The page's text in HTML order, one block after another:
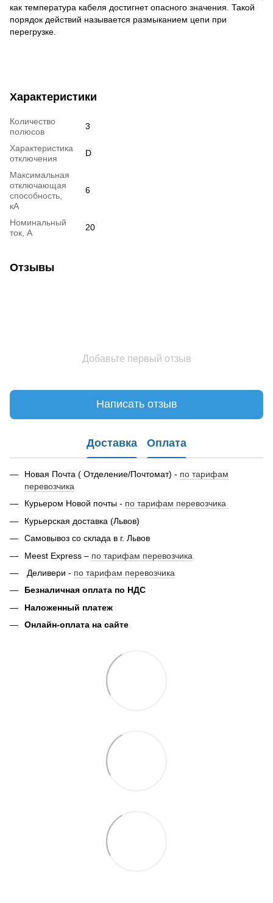
как температура кабеля достигнет опасного значения. Такой
порядок действий называется размыканием цепи при
перегрузке.
Характеристики
Количество
полюсов
3
Характеристика
отключения
D
Максимальная
отключающая
способность,
кА
6
Номинальный
ток, А
20
Отзывы
Добавьте первый отзыв
Написать отзыв
Доставка Оплата
Новая Почта ( Отделение/Почтомат) - по тарифам
перевозчика
Курьером Новой почты - по тарифам перевозчика
Курьерская доставка (Львов)
Самовывоз со склада в г. Львов
Meest Express – по тарифам перевозчика
Деливери - по тарифам перевозчика
Безналичная оплата по НДС
Наложенный платеж
Онлайн-оплата на сайте